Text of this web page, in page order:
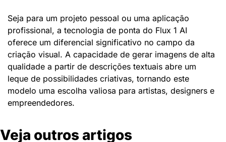
Seja para um projeto pessoal ou uma aplicação
profissional, a tecnologia de ponta do Flux 1 AI
oferece um diferencial significativo no campo da
criação visual. A capacidade de gerar imagens de alta
qualidade a partir de descrições textuais abre um
leque de possibilidades criativas, tornando este
modelo uma escolha valiosa para artistas, designers e
empreendedores.
Veja outros artigos